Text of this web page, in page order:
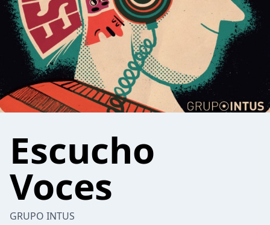
Escucho
Voces
GRUPO INTUS